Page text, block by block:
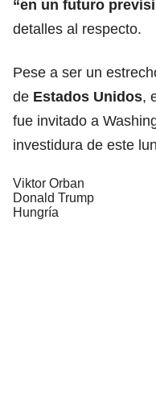
“en un futuro
detalles al respecto.
Pese a ser un
de Estados Unidos,
fue invitado a
investidura de este
Viktor Orban
Donald Trump
Hungría